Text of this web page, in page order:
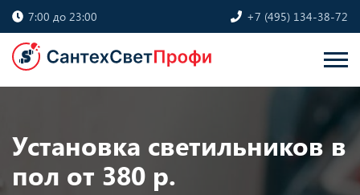
7:00 до 23:00 +7 (495) 134-38-72
Установка светильников в
пол от 380 р.